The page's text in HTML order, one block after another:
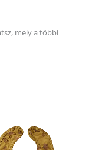
mely a többi